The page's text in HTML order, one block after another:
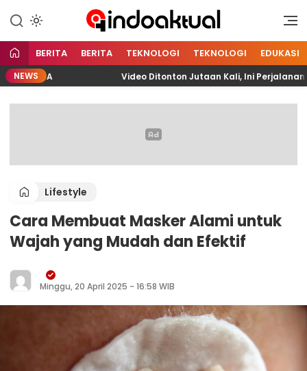
Indoaktual
Indonesia Aktual
BERITA BERITA TEKNOLOGI TEKNOLOGI EDUKASI
NEWS Video Ditonton Jutaan Kali, Ini Perjalanan
Lifestyle
Cara Membuat Masker Alami untuk
Wajah yang Mudah dan Efektif
Minggu, 20 April 2025 - 16:58 WIB